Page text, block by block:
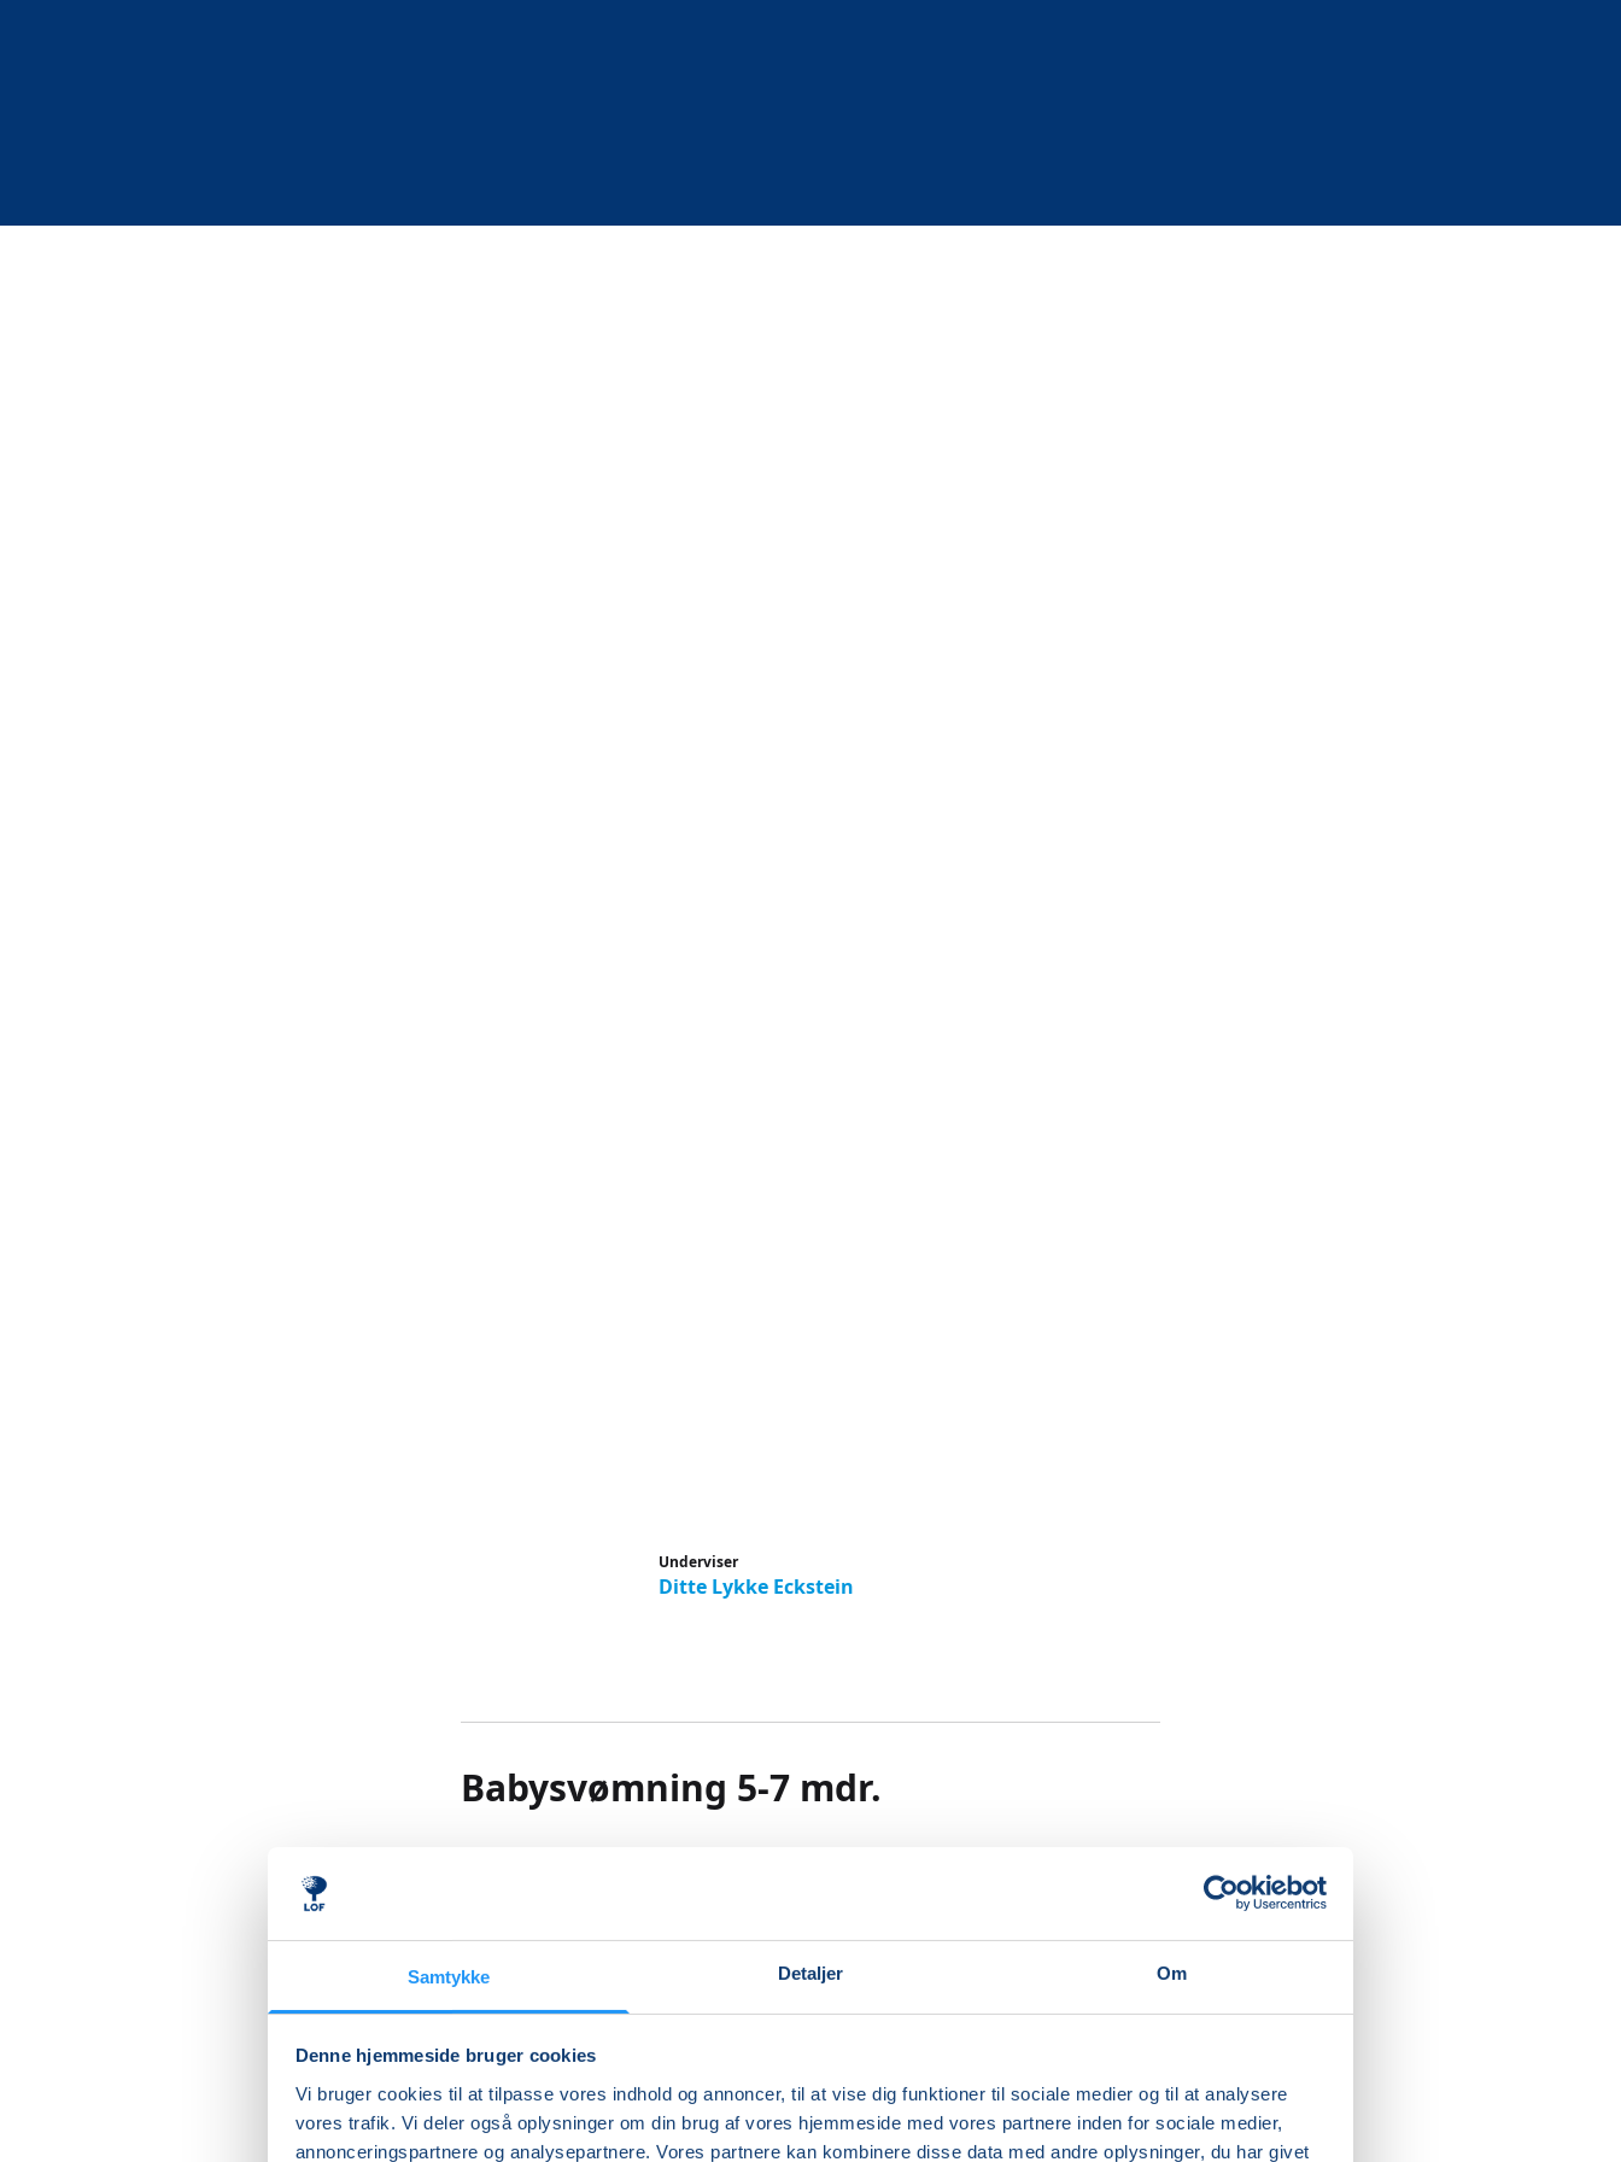
Samtykke Detaljer Om
Denne hjemmeside bruger cookies
Vi bruger cookies til at tilpasse vores indhold og annoncer, til at vise dig funktioner til sociale medier og til at analysere
vores trafik. Vi deler også oplysninger om din brug af vores hjemmeside med vores partnere inden for sociale medier,
annonceringspartnere og analysepartnere. Vores partnere kan kombinere disse data med andre oplysninger, du har givet
Underviser
Ditte Lykke Eckstein
Babysvømning 5-7 mdr.
samvær i det våde element med træning af sikkerhed, balance, position og
understøttelse i vand. Trygheden højnes undervejs både for barn og voksen,
imens der leges, udforskes og udfordres. Vi starter roligt op og når
børnenes tempo, så alle kan opleve glæden, styrken og velværet ved at
bevæge sig i vand. Forskellige sange indgår naturligt i undervisningen.